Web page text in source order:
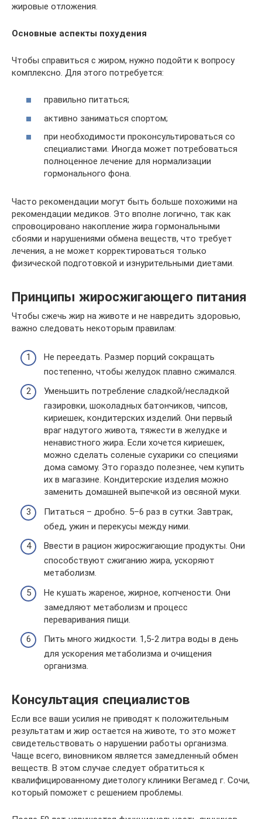
жировые отложения.
Основные аспекты похудения
Чтобы справиться с жиром, нужно подойти к вопросу
комплексно. Для этого потребуется:
правильно питаться;
активно заниматься спортом;
при необходимости проконсультироваться со
специалистами. Иногда может потребоваться
полноценное лечение для нормализации
гормонального фона.
Часто рекомендации могут быть больше похожими на
рекомендации медиков. Это вполне логично, так как
спровоцировано накопление жира гормональными
сбоями и нарушениями обмена веществ, что требует
лечения, а не может корректироваться только
физической подготовкой и изнурительными диетами.
Принципы жиросжигающего питания
Чтобы сжечь жир на животе и не навредить здоровью,
важно следовать некоторым правилам:
Не переедать. Размер порций сокращать
постепенно, чтобы желудок плавно сжимался.
Уменьшить потребление сладкой/несладкой
газировки, шоколадных батончиков, чипсов,
кириешек, кондитерских изделий. Они первый
враг надутого живота, тяжести в желудке и
ненавистного жира. Если хочется кириешек,
можно сделать соленые сухарики со специями
дома самому. Это гораздо полезнее, чем купить
их в магазине. Кондитерские изделия можно
заменить домашней выпечкой из овсяной муки.
Питаться – дробно. 5–6 раз в сутки. Завтрак,
обед, ужин и перекусы между ними.
Ввести в рацион жиросжигающие продукты. Они
способствуют сжиганию жира, ускоряют
метаболизм.
Не кушать жареное, жирное, копчености. Они
замедляют метаболизм и процесс
переваривания пищи.
Пить много жидкости. 1,5-2 литра воды в день
для ускорения метаболизма и очищения
организма.
Консультация специалистов
Если все ваши усилия не приводят к положительным
результатам и жир остается на животе, то это может
свидетельствовать о нарушении работы организма.
Чаще всего, виновником является замедленный обмен
веществ. В этом случае следует обратиться к
квалифицированному диетологу клиники Вегамед г. Сочи,
который поможет с решением проблемы.